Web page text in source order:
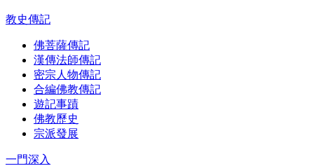
教史傳記
佛菩薩傳記
漢傳法師傳記
密宗人物傳記
合編佛教傳記
遊記事蹟
佛教歷史
宗派發展
一門深入